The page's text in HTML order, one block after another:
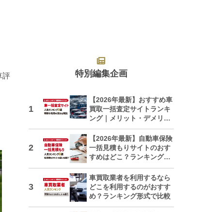
評 特別編集企画
【2026年最新】おすすめ車
買取一括査定サイトランキ
ング｜メリット・デメリッ
トも解説
【2026年最新】自動車保険
一括見積もりサイトのおす
すめはどこ？ランキングで
車買取業者を利用するなら
どこを利用するのがおすす
め？ランキング形式で比較